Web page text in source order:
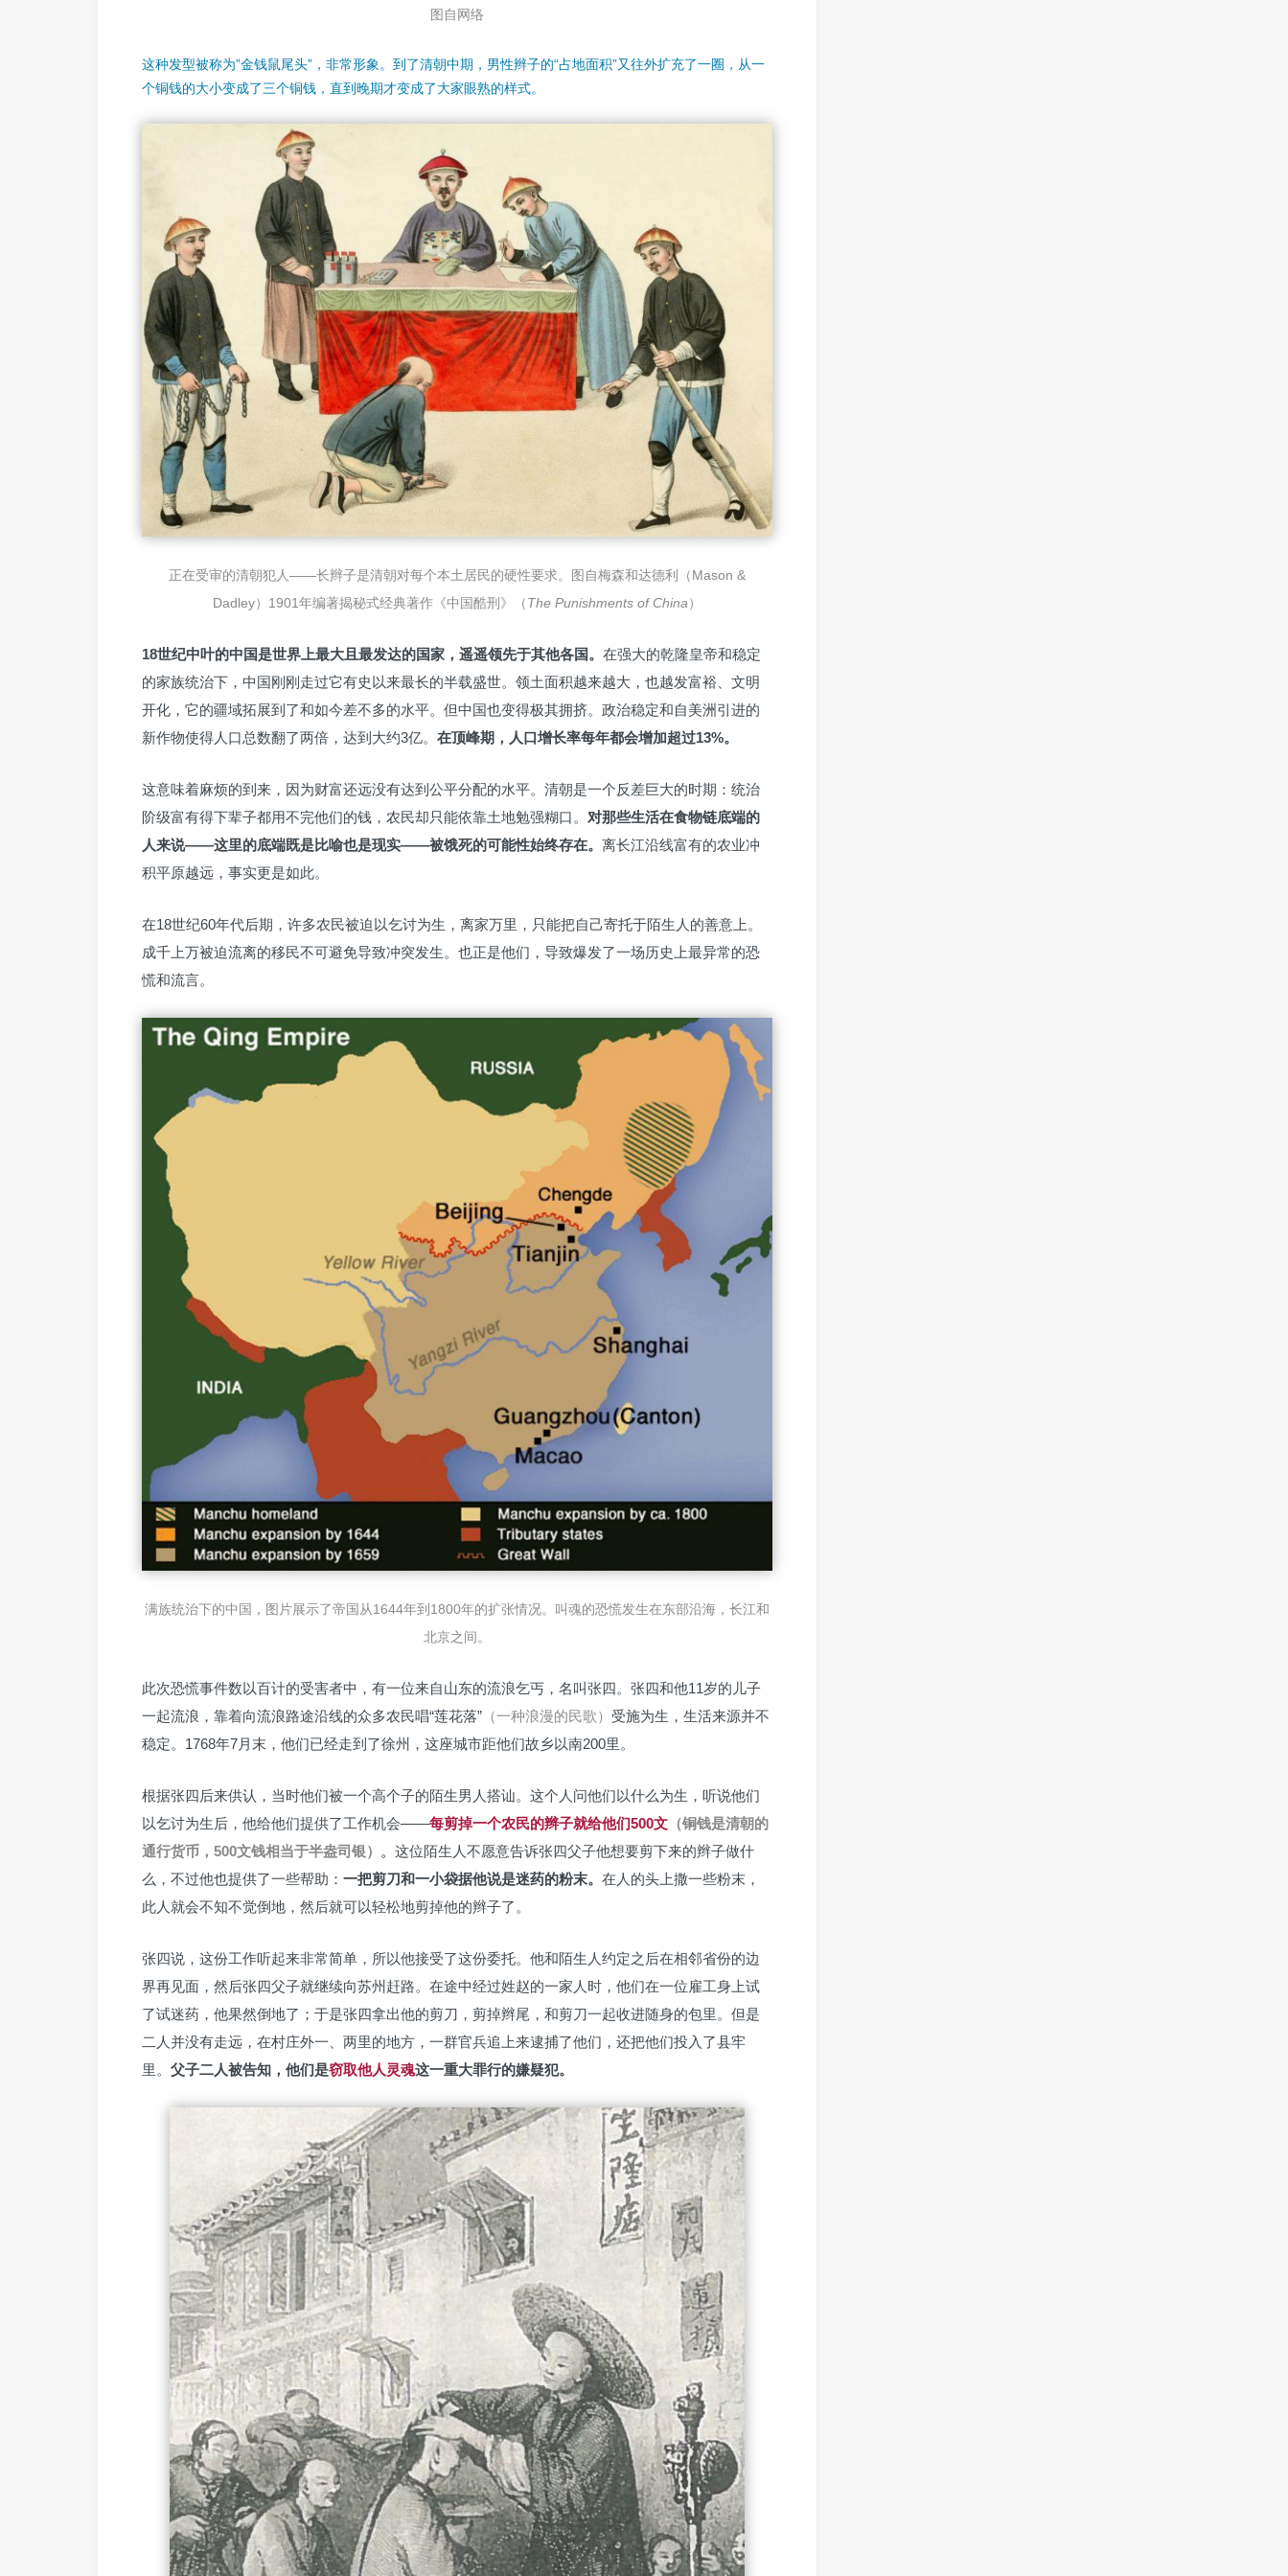
图自网络
这种发型被称为”金钱鼠尾头”，非常形象。到了清朝中期，男性辫子的“占地面积”又往外扩充了一圈，从一
个铜钱的大小变成了三个铜钱，直到晚期才变成了大家眼熟的样式。
正在受审的清朝犯人——长辫子是清朝对每个本土居民的硬性要求。图自梅森和达德利（Mason &
Dadley）1901年编著揭秘式经典著作《中国酷刑》（The Punishments of China）
18世纪中叶的中国是世界上最大且最发达的国家，遥遥领先于其他各国。 在强大的乾隆皇帝和稳定
的家族统治下，中国刚刚走过它有史以来最长的半载盛世。领土面积越来越大，也越发富裕、文明
开化，它的疆域拓展到了和如今差不多的水平。但中国也变得极其拥挤。政治稳定和自美洲引进的
新作物使得人口总数翻了两倍，达到大约3亿。 在顶峰期，人口增长率每年都会增加超过13%。
这意味着麻烦的到来，因为财富还远没有达到公平分配的水平。清朝是一个反差巨大的时期：统治
阶级富有得下辈子都用不完他们的钱，农民却只能依靠土地勉强糊口。 对那些生活在食物链底端的
人来说——这里的底端既是比喻也是现实——被饿死的可能性始终存在。 离长江沿线富有的农业冲
积平原越远，事实更是如此。
在18世纪60年代后期，许多农民被迫以乞讨为生，离家万里，只能把自己寄托于陌生人的善意上。
成千上万被迫流离的移民不可避免导致冲突发生。也正是他们，导致爆发了一场历史上最异常的恐
慌和流言。
满族统治下的中国，图片展示了帝国从1644年到1800年的扩张情况。叫魂的恐慌发生在东部沿海，长江和
北京之间。
此次恐慌事件数以百计的受害者中，有一位来自山东的流浪乞丐，名叫张四。张四和他11岁的儿子
一起流浪，靠着向流浪路途沿线的众多农民唱“莲花落” （一种浪漫的民歌） 受施为生，生活来源并不
稳定。1768年7月末，他们已经走到了徐州，这座城市距他们故乡以南200里。
根据张四后来供认，当时他们被一个高个子的陌生男人搭讪。这个人问他们以什么为生，听说他们
以乞讨为生后，他给他们提供了工作机会——每剪掉一个农民的辫子就给他们500文 （铜钱是清朝的
通行货币，500文钱相当于半盎司银）
。 这位陌生人不愿意告诉张四父子他想要剪下来的辫子做什
么，不过他也提供了一些帮助： 一把剪刀和一小袋据他说是迷药的粉末。 在人的头上撒一些粉末，
此人就会不知不觉倒地，然后就可以轻松地剪掉他的辫子了。
张四说，这份工作听起来非常简单，所以他接受了这份委托。他和陌生人约定之后在相邻省份的边
界再见面，然后张四父子就继续向苏州赶路。在途中经过姓赵的一家人时，他们在一位雇工身上试
了试迷药，他果然倒地了；于是张四拿出他的剪刀，剪掉辫尾，和剪刀一起收进随身的包里。但是
二人并没有走远，在村庄外一、两里的地方，一群官兵追上来逮捕了他们，还把他们投入了县牢
里。 父子二人被告知，他们是窃取他人灵魂这一重大罪行的嫌疑犯。